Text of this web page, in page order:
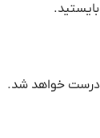
درست خواهد شد.